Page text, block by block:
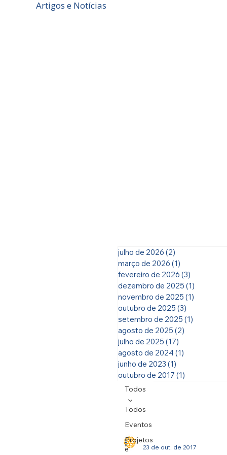
Artigos e Notícias
julho de 2026 (2)
março de 2026 (1)
fevereiro de 2026 (3)
dezembro de 2025 (1)
novembro de 2025 (1)
outubro de 2025 (3)
setembro de 2025 (1)
agosto de 2025 (2)
julho de 2025 (17)
agosto de 2024 (1)
junho de 2023 (1)
outubro de 2017 (1)
Todos
Eventos
Projetos
e
Todos
Rotary Club do RJ Maracanã
23 de out. de 2017